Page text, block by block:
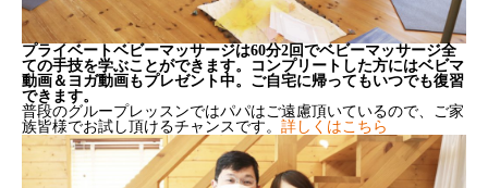
プライベートベビーマッサージは60分2回でベビーマッサージ全
ての手技を学ぶことができます。コンプリートした方にはベビマ
動画＆ヨガ動画もプレゼント中。ご自宅に帰ってもいつでも復習
できます。
普段のグループレッスンではパパはご遠慮頂いているので、ご家
族皆様でお試し頂けるチャンスです。 詳しくはこちら